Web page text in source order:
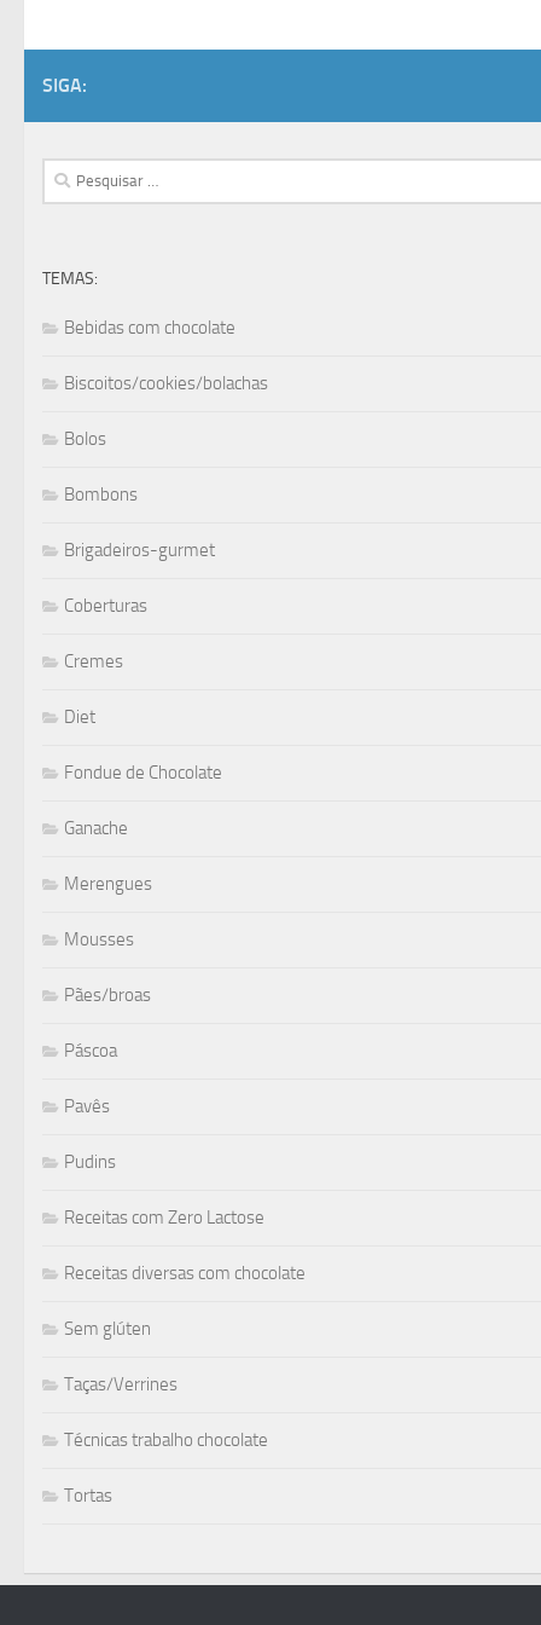
SIGA:
Pesquisar
por:
TEMAS:
Bebidas com chocolate
Biscoitos/cookies/bolachas
Bolos
Bombons
Brigadeiros-gurmet
Coberturas
Cremes
Diet
Fondue de Chocolate
Ganache
Merengues
Mousses
Pães/broas
Páscoa
Pavês
Pudins
Receitas com Zero Lactose
Receitas diversas com chocolate
Sem glúten
Taças/Verrines
Técnicas trabalho chocolate
Tortas